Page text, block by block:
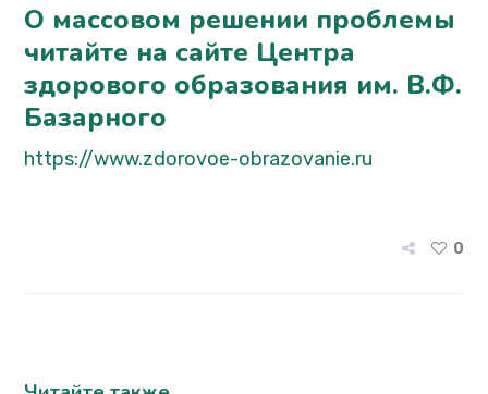
О массовом решении проблемы
читайте на сайте Центра
здорового образования им. В.Ф.
Базарного
https://www.zdorovoe-obrazovanie.ru
0